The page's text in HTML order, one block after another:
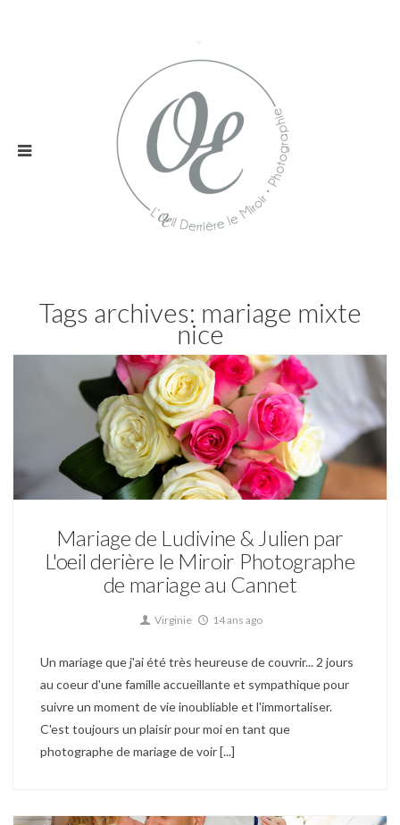
Tags archives: mariage mixte
nice
Mariage
Mariage de Ludivine & Julien par
L'oeil derière le Miroir Photographe
de mariage au Cannet
Virginie 14 ans ago
Un mariage que j'ai été très heureuse de couvrir... 2 jours
au coeur d'une famille accueillante et sympathique pour
suivre un moment de vie inoubliable et l'immortaliser.
C'est toujours un plaisir pour moi en tant que
photographe de mariage de voir [...]